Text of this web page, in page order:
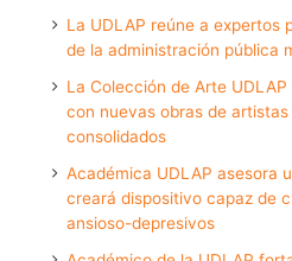
La UDLAP reúne a expertos
de la administración pública
La Colección de Arte
con nuevas obras de
consolidados
Académica UDLAP asesora
creará dispositivo capaz de
ansioso-depresivos